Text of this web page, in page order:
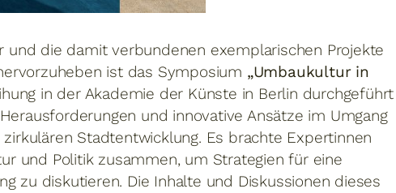
die damit verbundenen exemplarischen Projekte
ist das Symposium „Umbaukultur in
in der Akademie der Künste in Berlin durchgeführt
und innovative Ansätze im Umgang
Stadtentwicklung. Es brachte Expertinnen
und Politik zusammen, um Strategien für eine
zu diskutieren. Die Inhalte und Diskussionen dieses